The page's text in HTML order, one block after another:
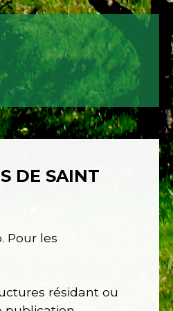
DE SAINT
Pour les
résidant ou